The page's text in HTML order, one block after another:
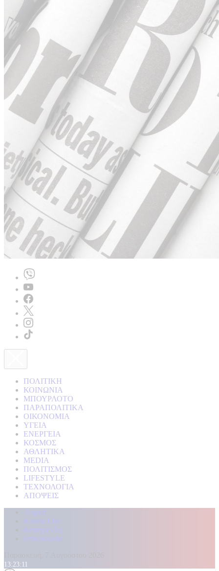
ΠΟΛΙΤΙΚΗ
ΚΟΙΝΩΝΙΑ
ΜΠΟΥΡΛΟΤΟ
ΠΑΡΑΠΟΛΙΤΙΚΑ
ΟΙΚΟΝΟΜΙΑ
ΥΓΕΙΑ
ΕΝΕΡΓΕΙΑ
ΚΟΣΜΟΣ
ΑΘΛΗΤΙΚΑ
MEDIA
ΠΟΛΙΤΙΣΜΟΣ
LIFESTYLE
ΤΕΧΝΟΛΟΓΙΑ
ΑΠΟΨΕΙΣ
Αρχική
Kontra Live
Καταγγελίες
Επικοινωνία
13:23:12